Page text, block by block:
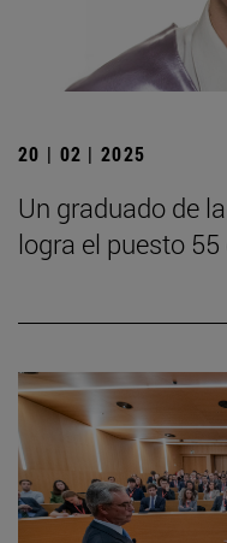
20 | 02 | 2025
Un graduado de
logra el puesto 55